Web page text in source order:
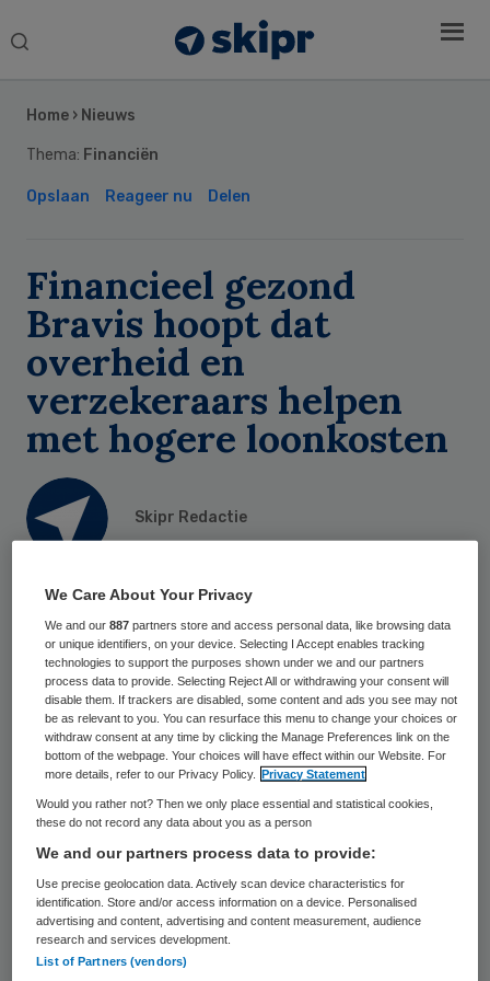
Search
Home › Nieuws
Thema: Financiën
Opslaan Reageer nu Delen
Financieel gezond
Bravis hoopt dat
overheid en
verzekeraars helpen
met hogere loonkosten
Skipr Redactie
Het Bravis ziekenhuis waarschuwt voor
belangrijke financiële uitdagingen voor de
komende jaren, zoals de verhoging van de
loonkosten die in de nieuwe cao is
opgenomen. Bestuurder Albert-Jan Mante
hoopt dat de overheid en de
zorgverzekeraars zullen bijspringen de
komende jaren. Het Brabantse Bravis
ziekenhuis sloot het boekjaar 2022 wel af
met een positief resultaat van 10,8 miljoen
Sidebar
We Care About Your Privacy
We and our887 partners store and access personal data, like browsing data
or unique identifiers, on your device. Selecting I Accept enables tracking
technologies to support the purposes shown under we and our partners
process data to provide. Selecting Reject All or withdrawing your consent will
disable them. If trackers are disabled, some content and ads you see may not
be as relevant to you. You can resurface this menu to change your choices or
withdraw consent at any time by clicking the Manage Preferences link on the
bottom of the webpage. Your choices will have effect within our Website. For
more details, refer to our Privacy Policy.
Privacy Statement
Would you rather not? Then we only place essential and statistical cookies,
these do not record any data about you as a person
We and our partners process data to provide:
Use precise geolocation data. Actively scan device characteristics for
identification. Store and/or access information on a device. Personalised
advertising and content, advertising and content measurement, audience
research and services development.
List of Partners (vendors)